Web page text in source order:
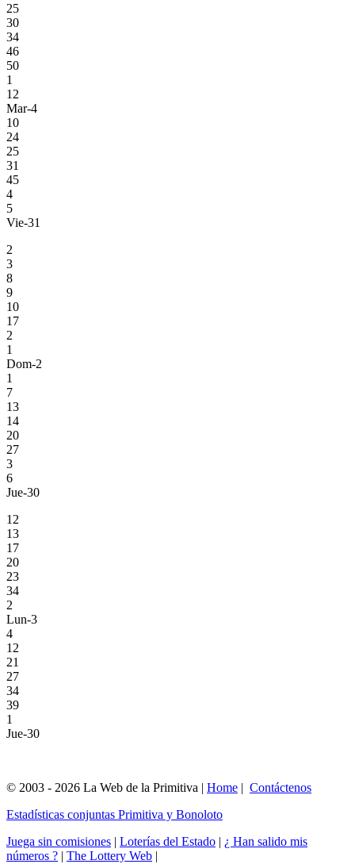
25
30
34
46
50
1
12
Mar-4
10
24
25
31
45
4
5
Vie-31
2
3
8
9
10
17
2
1
Dom-2
1
7
13
14
20
27
3
6
Jue-30
12
13
17
20
23
34
2
Lun-3
4
12
21
27
34
39
1
Jue-30
© 2003 - 2026 La Web de la Primitiva | Home | Contáctenos
Estadísticas conjuntas Primitiva y Bonoloto
Juega sin comisiones | Loterías del Estado | ¿ Han salido mis
números ? | The Lottery Web |